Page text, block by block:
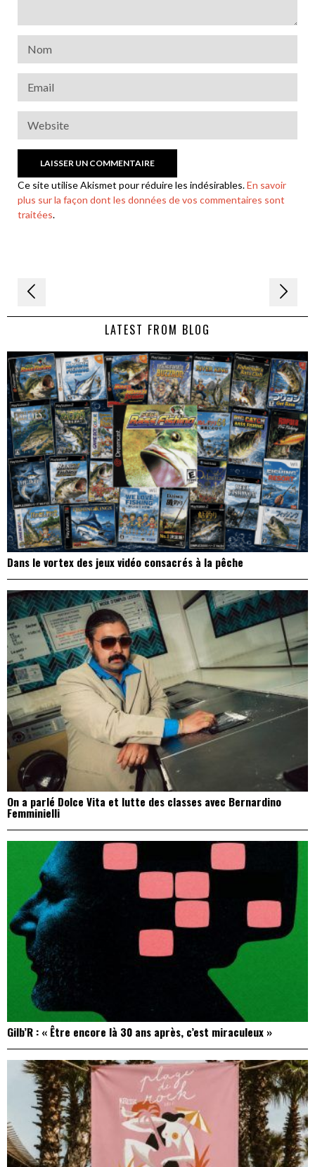
Ce site utilise Akismet pour réduire les indésirables.En savoir
plus sur la façon dont les données de vos commentaires sont
traitées.
Navigation
de LATEST FROM BLOG
Dans le vortex des jeux vidéo consacrés à la pêche
On a parlé Dolce Vita et lutte des classes avec Bernardino
Femminielli
Gilb’R : « Être encore là 30 ans après, c’est miraculeux »